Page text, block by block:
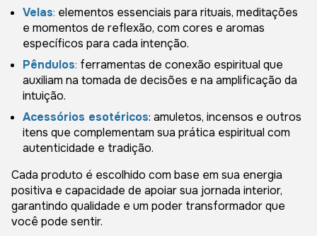
Velas: elementos essenciais para rituais, meditações
e momentos de reflexão, com cores e aromas
específicos para cada intenção.
Pêndulos: ferramentas de conexão espiritual que
auxiliam na tomada de decisões e na amplificação da
intuição.
Acessórios esotéricos: amuletos, incensos e outros
itens que complementam sua prática espiritual com
autenticidade e tradição.
Cada produto é escolhido com base em sua energia
positiva e capacidade de apoiar sua jornada interior,
garantindo qualidade e um poder transformador que
você pode sentir.